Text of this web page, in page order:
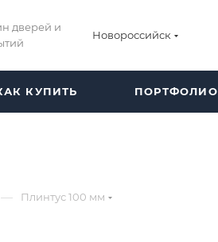
дверей и
Новороссийск
КУПИТЬ ПОРТФОЛИО
— Плинтус 100 мм